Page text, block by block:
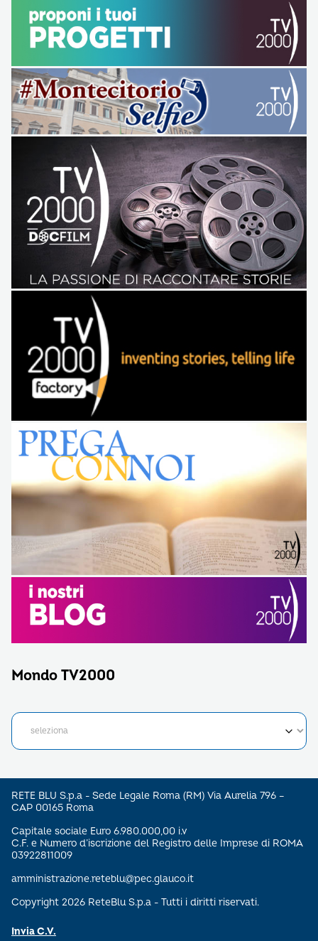
Mondo TV2000
RETE BLU S.p.a - Sede Legale Roma (RM) Via Aurelia 796 –
CAP 00165 Roma
Capitale sociale Euro 6.980.000,00 i.v
C.F. e Numero d’iscrizione del Registro delle Imprese di ROMA
03922811009
amministrazione.reteblu@pec.glauco.it
Copyright 2026 ReteBlu S.p.a - Tutti i diritti riservati.
Invia C.V.